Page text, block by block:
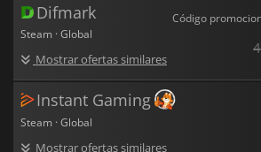
Difmark
Steam · Global
Mostrar ofertas similares
Código
Instant Gaming
Steam · Global
Mostrar ofertas similares